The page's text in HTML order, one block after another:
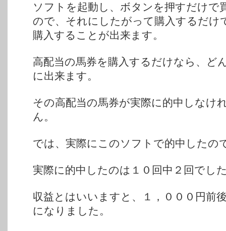
ソフトを起動し、ボタンを押すだけで
ので、それにしたがって購入するだけ
購入することが出来ます。
高配当の馬券を購入するだけなら、ど
に出来ます。
その高配当の馬券が実際に的中しなけ
ん。
では、実際にこのソフトで的中したの
実際に的中したのは１０回中２回でし
収益とはいいますと、１，０００円前
になりました。